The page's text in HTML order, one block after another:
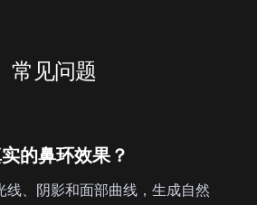
常见问题
的鼻环效果？
线、阴影和面部曲线，生成自然